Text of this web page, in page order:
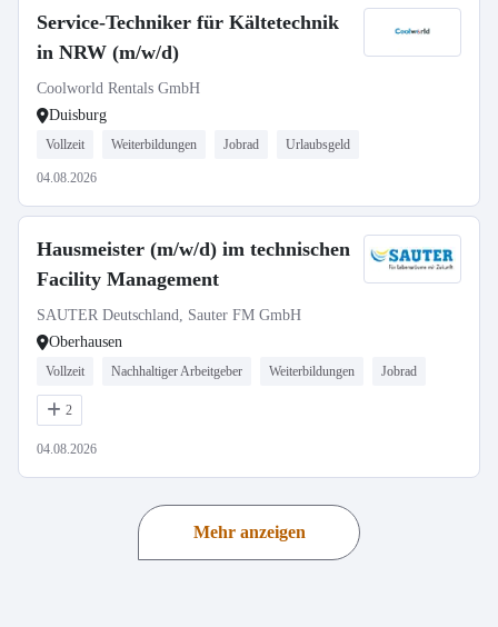
Service-Techniker für Kältetechnik
in NRW (m/w/d)
Coolworld Rentals GmbH
Duisburg
Vollzeit Weiterbildungen Jobrad Urlaubsgeld
04.08.2026
Hausmeister (m/w/d) im technischen
Facility Management
SAUTER Deutschland, Sauter FM GmbH
Oberhausen
Vollzeit Nachhaltiger Arbeitgeber Weiterbildungen Jobrad
2
04.08.2026
Mehr anzeigen